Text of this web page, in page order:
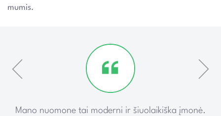
mumis.
Mano nuomone tai moderni ir šiuolaikiška įmonė.